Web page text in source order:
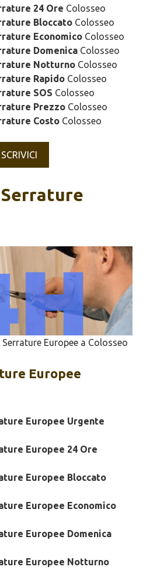
24 Ore Colosseo
Bloccato Colosseo
Economico Colosseo
Domenica Colosseo
Notturno Colosseo
Rapido Colosseo
SOS Colosseo
Prezzo Colosseo
Costo Colosseo
SCRIVICI
Europee a Colosseo
Europee
Europee Urgente
Europee 24 Ore
Europee Bloccato
Europee Economico
Europee Domenica
Europee Notturno